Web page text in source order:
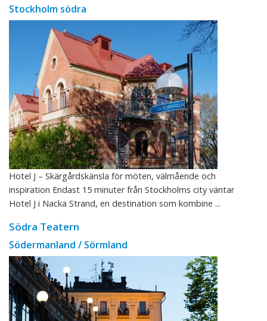
Stockholm södra
Hotel J – Skärgårdskänsla för möten, välmående och
inspiration Endast 15 minuter från Stockholms city väntar
Hotel J i Nacka Strand, en destination som kombine ...
Södra Teatern
Södermanland / Sörmland